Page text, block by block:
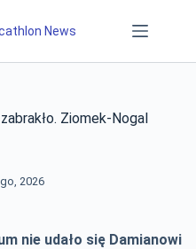
Ziomek-Nogal
2026
nie udało się Damianowi